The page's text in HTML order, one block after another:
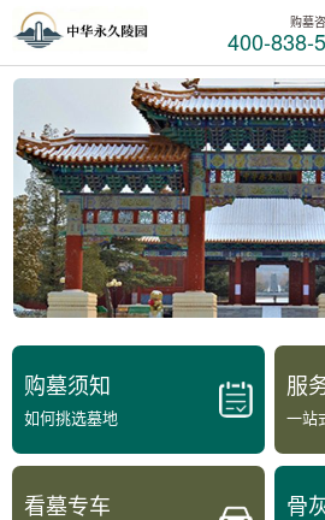
购墓
400-838-
购墓须知
如何挑选墓地
服
一站
看墓专车 骨